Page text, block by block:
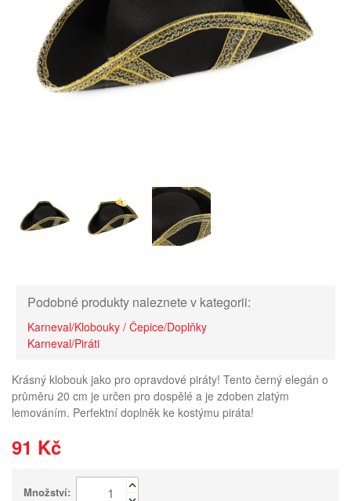
Podobné produkty naleznete v kategorii:
Karneval/Klobouky / Čepice/Doplňky
Karneval/Piráti
Krásný klobouk jako pro opravdové piráty! Tento černý elegán o
průměru 20 cm je určen pro dospělé a je zdoben zlatým
lemováním. Perfektní doplněk ke kostýmu piráta!
91 Kč
Množství: